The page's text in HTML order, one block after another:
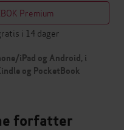
Premium
i 14 dager
iPad og Android, i
og PocketBook
forfatter